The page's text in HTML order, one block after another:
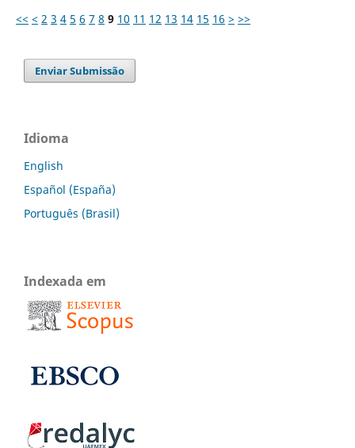
<< < 2 3 4 5 6 7 8 9 10 11 12 13 14 15 16 > >>
Enviar Submissão
Idioma
English
Español (España)
Português (Brasil)
Indexada em